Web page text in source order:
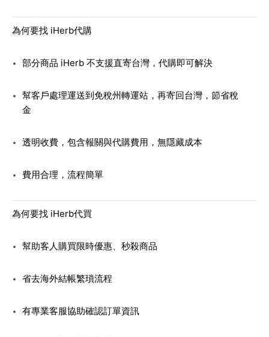
為何要找 iHerb代購
部分商品 iHerb 不支援直寄台灣，代購即可解決
幫客戶處理運送到免稅州轉運站，再寄回台灣，節省稅
金
透明收費，包含報關與代購費用，無隱藏成本
費用合理，流程簡單
為何要找 iHerb代買
幫助客人購買限時優惠、秒殺商品
省去海外結帳繁瑣流程
有專業客服協助確認訂單資訊